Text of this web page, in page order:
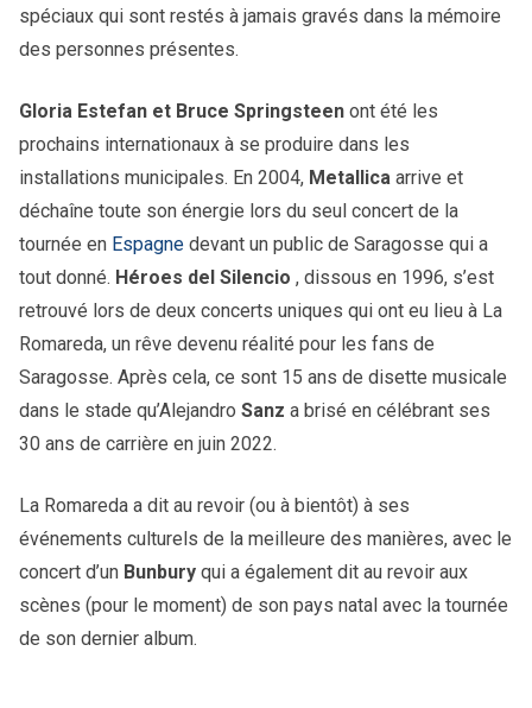
spéciaux qui sont restés à jamais gravés dans la mémoire
des personnes présentes.
Gloria Estefan et Bruce Springsteen ont été les
prochains internationaux à se produire dans les
installations municipales. En 2004, Metallica arrive et
déchaîne toute son énergie lors du seul concert de la
tournée en Espagne devant un public de Saragosse qui a
tout donné. Héroes del Silencio , dissous en 1996, s’est
retrouvé lors de deux concerts uniques qui ont eu lieu à La
Romareda, un rêve devenu réalité pour les fans de
Saragosse. Après cela, ce sont 15 ans de disette musicale
dans le stade qu’Alejandro Sanz a brisé en célébrant ses
30 ans de carrière en juin 2022.
La Romareda a dit au revoir (ou à bientôt) à ses
événements culturels de la meilleure des manières, avec le
concert d’un Bunbury qui a également dit au revoir aux
scènes (pour le moment) de son pays natal avec la tournée
de son dernier album.